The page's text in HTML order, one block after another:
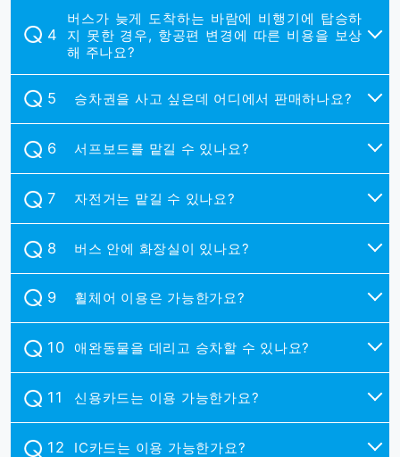
버스가 늦게 도착하는 바람에 비행기에 탑승하
지 못한 경우, 항공편 변경에 따른 비용을 보상
해 주나요?
승차권을 사고 싶은데 어디에서 판매하나요?
서프보드를 맡길 수 있나요?
자전거는 맡길 수 있나요?
버스 안에 화장실이 있나요?
휠체어 이용은 가능한가요?
애완동물을 데리고 승차할 수 있나요?
신용카드는 이용 가능한가요?
IC카드는 이용 가능한가요?